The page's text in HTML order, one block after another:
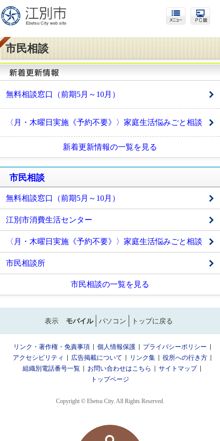
市民相談
無料相談窓口（前期5月～10月）
〈月・木曜日実施《予約不要》〉家庭生活悩みごと相談
新着更新情報の一覧を見る
市民相談
無料相談窓口（前期5月～10月）
江別市消費生活センター
〈月・木曜日実施《予約不要》〉家庭生活悩みごと相談
市民相談所
市民相談の一覧を見る
表示 モバイル パソコン トップに戻る
リンク・著作権・免責事項 個人情報保護
プライバシーポリシー
アクセシビリティ
広告掲載について リンク集
役所への行き方
組織別電話番号一覧
お問い合わせはこちら
サイトマップ
トップページ
Copyright © Ebetsu City. All Rights Reserved.